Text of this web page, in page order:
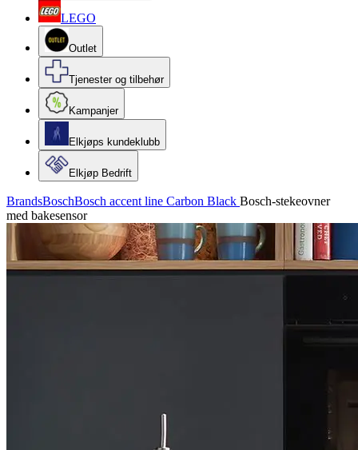
LEGO
Outlet
Tjenester og tilbehør
Kampanjer
Elkjøps kundeklubb
Elkjøp Bedrift
BrandsBoschBosch accent line Carbon Black Bosch-stekeovner
med bakesensor